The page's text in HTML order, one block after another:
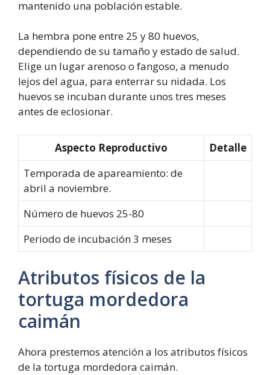
mantenido una población estable.
La hembra pone entre 25 y 80 huevos,
dependiendo de su tamaño y estado de salud.
Elige un lugar arenoso o fangoso, a menudo
lejos del agua, para enterrar su nidada. Los
huevos se incuban durante unos tres meses
antes de eclosionar.
Aspecto Reproductivo
Detalle
Temporada de apareamiento: de
abril a noviembre.
Número de huevos 25-80
Periodo de incubación 3 meses
Atributos físicos de la
tortuga mordedora
caimán
Ahora prestemos atención a los atributos físicos
de la tortuga mordedora caimán.